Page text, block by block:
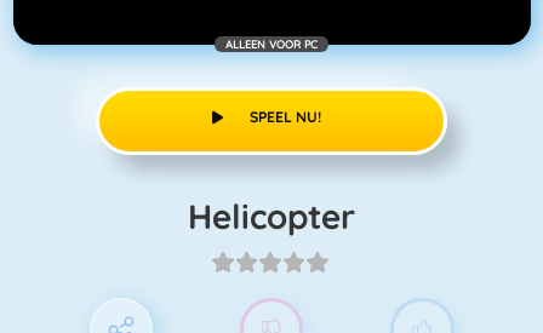
ALLEEN VOOR PC
SPEEL NU!
Helicopter